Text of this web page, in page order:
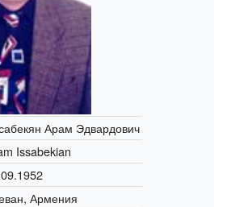
Арам Эдвардович
Issabekian
Армения